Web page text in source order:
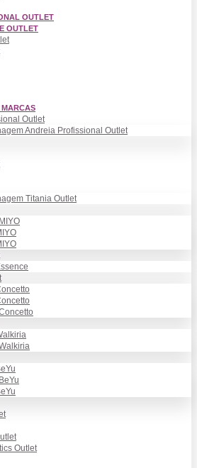
OUTLET
OUTLET
Outlet
Andreia Profissional Outlet
Titania Outlet
Outlet